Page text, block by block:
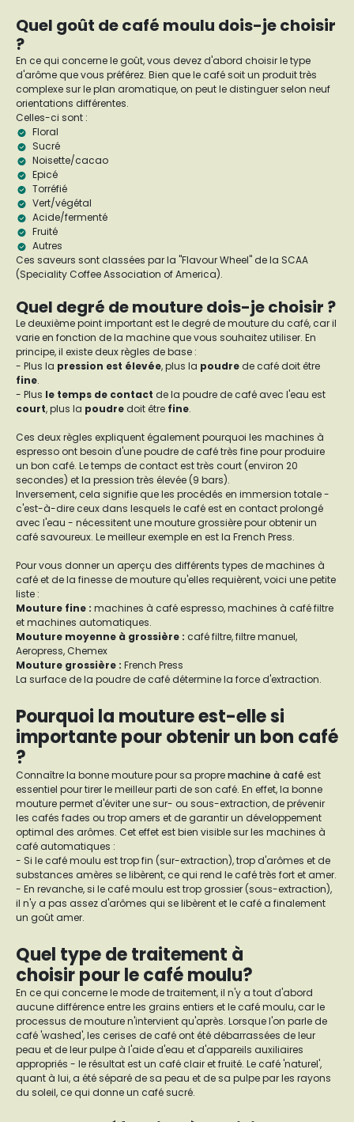
Quel goût de café moulu dois-je choisir
?
En ce qui concerne le goût, vous devez d'abord choisir le type
d'arôme que vous préférez. Bien que le café soit un produit très
complexe sur le plan aromatique, on peut le distinguer selon neuf
orientations différentes.
Celles-ci sont :
Floral
Sucré
Noisette/cacao
Epicé
Torréfié
Vert/végétal
Acide/fermenté
Fruité
Autres
Ces saveurs sont classées par la "Flavour Wheel" de la SCAA
(Speciality Coffee Association of America).
Quel degré de mouture dois-je choisir ?
Le deuxième point important est le degré de mouture du café, car il
varie en fonction de la machine que vous souhaitez utiliser. En
principe, il existe deux règles de base :
- Plus la pression est élevée, plus la poudre de café doit être
fine.
- Plus le temps de contact de la poudre de café avec l'eau est
court, plus la poudre doit être fine.
Ces deux règles expliquent également pourquoi les machines à
espresso ont besoin d'une poudre de café très fine pour produire
un bon café. Le temps de contact est très court (environ 20
secondes) et la pression très élevée (9 bars).
Inversement, cela signifie que les procédés en immersion totale -
c'est-à-dire ceux dans lesquels le café est en contact prolongé
avec l'eau - nécessitent une mouture grossière pour obtenir un
café savoureux. Le meilleur exemple en est la French Press.
Pour vous donner un aperçu des différents types de machines à
café et de la finesse de mouture qu'elles requièrent, voici une petite
liste :
Mouture fine : machines à café espresso, machines à café filtre
et machines automatiques.
Mouture moyenne à grossière : café filtre, filtre manuel,
Aeropress, Chemex
Mouture grossière : French Press
La surface de la poudre de café détermine la force d'extraction.
Pourquoi la mouture est-elle si
importante pour obtenir un bon café
?
Connaître la bonne mouture pour sa propremachine à café est
essentiel pour tirer le meilleur parti de son café. En effet, la bonne
mouture permet d'éviter une sur- ou sous-extraction, de prévenir
les cafés fades ou trop amers et de garantir un développement
optimal des arômes. Cet effet est bien visible sur les machines à
café automatiques :
- Si le café moulu est trop fin (sur-extraction), trop d'arômes et de
substances amères se libèrent, ce qui rend le café très fort et amer.
- En revanche, si le café moulu est trop grossier (sous-extraction),
il n'y a pas assez d'arômes qui se libèrent et le café a finalement
un goût amer.
Quel type de traitement à
choisir pour le café moulu?
En ce qui concerne le mode de traitement, il n'y a tout d'abord
aucune différence entre les grains entiers et le café moulu, car le
processus de mouture n'intervient qu'après. Lorsque l'on parle de
café 'washed', les cerises de café ont été débarrassées de leur
peau et de leur pulpe à l'aide d'eau et d'appareils auxiliaires
appropriés - le résultat est un café clair et fruité. Le café 'naturel',
quant à lui, a été séparé de sa peau et de sa pulpe par les rayons
du soleil, ce qui donne un café sucré.